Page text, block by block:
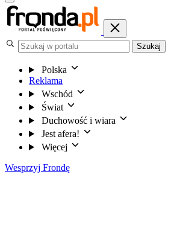
Szukaj
Polska
Reklama
Wschód
Świat
Duchowość i wiara
Jest afera!
Więcej
Wesprzyj Frondę